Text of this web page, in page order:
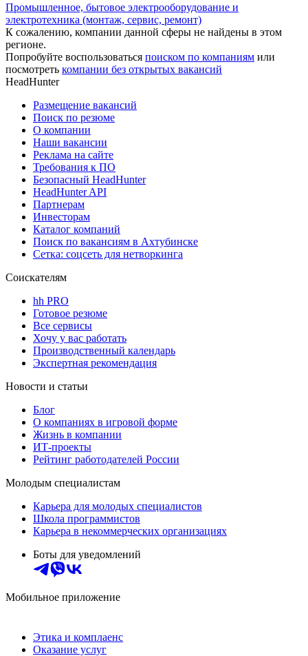
Промышленное, бытовое электрооборудование и
электротехника (монтаж, сервис, ремонт)
К сожалению, компании данной сферы не найдены в этом
регионе.
Попробуйте воспользоваться поиском по компаниям или
посмотреть компании без открытых вакансий
HeadHunter
Размещение вакансий
Поиск по резюме
О компании
Наши вакансии
Реклама на сайте
Требования к ПО
Безопасный HeadHunter
HeadHunter API
Партнерам
Инвесторам
Каталог компаний
Поиск по вакансиям в Ахтубинске
Сетка: соцсеть для нетворкинга
Соискателям
hh PRO
Готовое резюме
Все сервисы
Хочу у вас работать
Производственный календарь
Экспертная рекомендация
Новости и статьи
Блог
О компаниях в игровой форме
Жизнь в компании
ИТ-проекты
Рейтинг работодателей России
Молодым специалистам
Карьера для молодых специалистов
Школа программистов
Карьера в некоммерческих организациях
Боты для уведомлений
Мобильное приложение
Этика и комплаенс
Оказание услуг